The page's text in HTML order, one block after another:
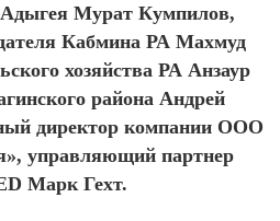
Адыгея Мурат Кумпилов,
Кабмина РА Махмуд
хозяйства РА Анзаур
района Андрей
директор компании ООО
управляющий партнер
Марк Гехт.